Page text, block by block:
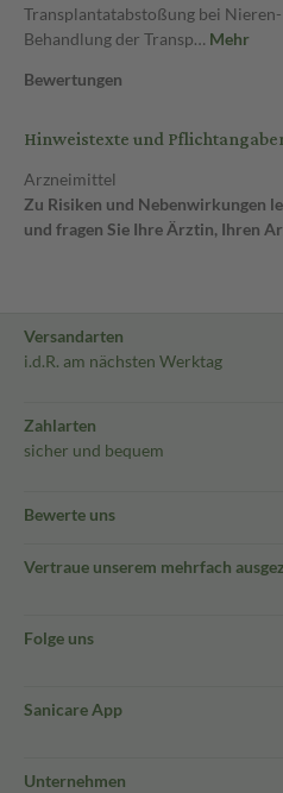
Transplantatabstoßung bei
Behandlung der Transp… Mehr
Bewertungen
Hinweistexte und
Arzneimittel
Zu Risiken und Nebenwirkungen
und fragen Sie Ihre Ärztin, Ihren
Versandarten
i.d.R. am nächsten Werktag
Zahlarten
sicher und bequem
Bewerte uns
Vertraue unserem mehrfach
Folge uns
Sanicare App
Unternehmen